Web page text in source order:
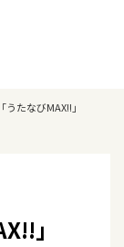
たなびMAX!!」
」